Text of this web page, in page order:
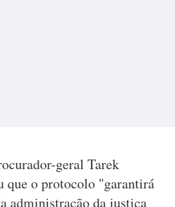
geral Tarek
o protocolo "garantirá
administração da justiça